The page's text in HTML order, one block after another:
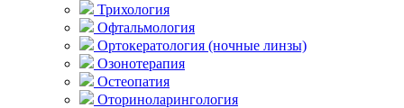
Трихология
Офтальмология
Ортокератология (ночные линзы)
Озонотерапия
Остеопатия
Оториноларингология